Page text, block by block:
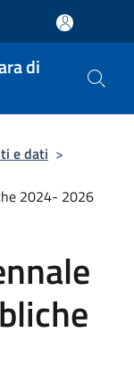
di
e dati >
2024- 2026